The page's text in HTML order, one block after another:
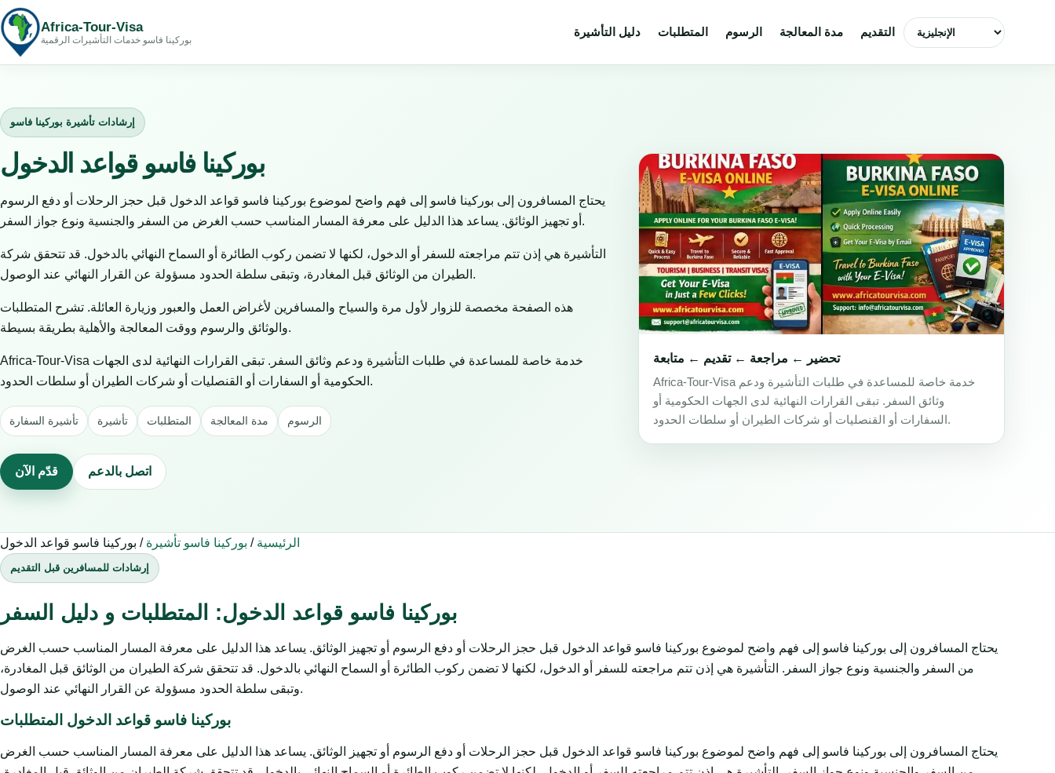
Africa-Tour-Visa
بوركينا فاسو خدمات التأشيرات الرقمية
دليل التأشيرة المتطلبات الرسوم مدة المعالجة التقديم اختر اللغة
إرشادات تأشيرة بوركينا فاسو
بوركينا فاسو قواعد الدخول
يحتاج المسافرون إلى بوركينا فاسو إلى فهم واضح لموضوع بوركينا فاسو قواعد الدخول قبل حجز الرحلات أو دفع الرسوم
أو تجهيز الوثائق. يساعد هذا الدليل على معرفة المسار المناسب حسب الغرض من السفر والجنسية ونوع جواز السفر.
التأشيرة هي إذن تتم مراجعته للسفر أو الدخول، لكنها لا تضمن ركوب الطائرة أو السماح النهائي بالدخول. قد تتحقق شركة
الطيران من الوثائق قبل المغادرة، وتبقى سلطة الحدود مسؤولة عن القرار النهائي عند الوصول.
هذه الصفحة مخصصة للزوار لأول مرة والسياح والمسافرين لأغراض العمل والعبور وزيارة العائلة. تشرح المتطلبات
والوثائق والرسوم ووقت المعالجة والأهلية بطريقة بسيطة.
Africa-Tour-Visa خدمة خاصة للمساعدة في طلبات التأشيرة ودعم وثائق السفر. تبقى القرارات النهائية لدى الجهات
الحكومية أو السفارات أو القنصليات أو شركات الطيران أو سلطات الحدود.
تأشيرة السفارة تأشيرة المتطلبات مدة المعالجة الرسوم
قدّم الآن اتصل بالدعم
تحضير ← مراجعة ← تقديم ← متابعة
Africa-Tour-Visa خدمة خاصة للمساعدة في طلبات التأشيرة ودعم
وثائق السفر. تبقى القرارات النهائية لدى الجهات الحكومية أو
السفارات أو القنصليات أو شركات الطيران أو سلطات الحدود.
الرئيسية / بوركينا فاسو تأشيرة / بوركينا فاسو قواعد الدخول
إرشادات للمسافرين قبل التقديم
بوركينا فاسو قواعد الدخول: المتطلبات و دليل السفر
يحتاج المسافرون إلى بوركينا فاسو إلى فهم واضح لموضوع بوركينا فاسو قواعد الدخول قبل حجز الرحلات أو دفع الرسوم أو تجهيز الوثائق. يساعد هذا الدليل على معرفة المسار المناسب حسب الغرض
من السفر والجنسية ونوع جواز السفر. التأشيرة هي إذن تتم مراجعته للسفر أو الدخول، لكنها لا تضمن ركوب الطائرة أو السماح النهائي بالدخول. قد تتحقق شركة الطيران من الوثائق قبل المغادرة،
وتبقى سلطة الحدود مسؤولة عن القرار النهائي عند الوصول.
بوركينا فاسو قواعد الدخول المتطلبات
يحتاج المسافرون إلى بوركينا فاسو إلى فهم واضح لموضوع بوركينا فاسو قواعد الدخول قبل حجز الرحلات أو دفع الرسوم أو تجهيز الوثائق. يساعد هذا الدليل على معرفة المسار المناسب حسب الغرض